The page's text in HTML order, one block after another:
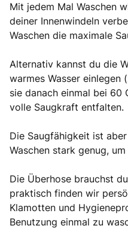
Mit jedem Mal Waschen
deiner Innenwindeln
Waschen die maximale
Alternativ kannst du die
warmes Wasser einlegen
sie danach einmal bei 60
volle Saugkraft entfalten.
Die Saugfähigkeit ist
Waschen stark genug,
Die Überhose brauchst
praktisch finden wir
Klamotten und
Benutzung einmal zu